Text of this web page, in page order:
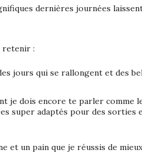
dernières journées
retenir :
jours qui se rallongent et des
je dois encore te parler comme
super adaptés pour des sorties
et un pain que je réussis de